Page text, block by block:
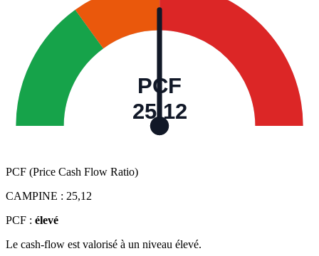
PCF
25,12
PCF (Price Cash Flow Ratio)
CAMPINE : 25,12
PCF : élevé
Le cash-flow est valorisé à un niveau élevé.